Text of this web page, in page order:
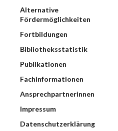
Alternative
Fördermöglichkeiten
Fortbildungen
Bibliotheksstatistik
Publikationen
Fachinformationen
Ansprechpartnerinnen
Impressum
Datenschutzerklärung